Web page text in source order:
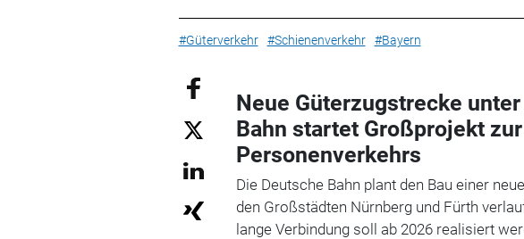
#Güterverkehr #Schienenverkehr #Bayern
Neue Güterzugstrecke
Bahn startet Großprojekt
Personenverkehrs
Die Deutsche Bahn plant den Bau einer
den Großstädten Nürnberg und Fürth
lange Verbindung soll ab 2026 realisiert